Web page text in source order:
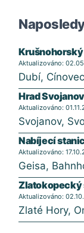
Aktualizováno:
Dubí,
Hrad Svojanov
Aktualizováno:
Svojanov,
Nabíjecí
Aktualizováno:
Geisa,
Zlatokopecký
Aktualizováno:
Zlaté Hory,